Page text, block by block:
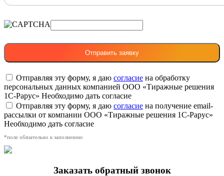
Отправляя эту форму, я даю согласие на обработку
персональных данных компанией ООО «Тиражные решения
1С-Рарус» Необходимо дать согласие
Отправляя эту форму, я даю согласие на получение email-
рассылки от компании ООО «Тиражные решения 1С-Рарус»
Необходимо дать согласие
*поле обязательно к заполнению
Заказать обратный звонок